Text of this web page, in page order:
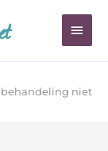
behandeling niet